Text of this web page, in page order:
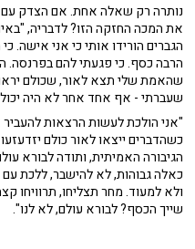
נותרה רק שאלה אחת. אם הצדק עם
את המכה החזקה הזו? לדבריה,
הגברים הורידו אותי כי אני אישה.
הרבה כסף. כי פגעתי להם בפרנסה.
שהאמת שלי תצא לאור, שכולם
שעברתי - אף אחד אחר לא היה
"אני הולכת לעשות הרצאות
כשהדברים ייצאו לאור כולם
הגיבורה האמיתית, ותודה לבורא
כאלה גבוהות, לא להישבר, ללכת
ולא למעוד. מחר תצליחו, תרוויחו
שייך הכסף? לבורא עולם, לא לנו".